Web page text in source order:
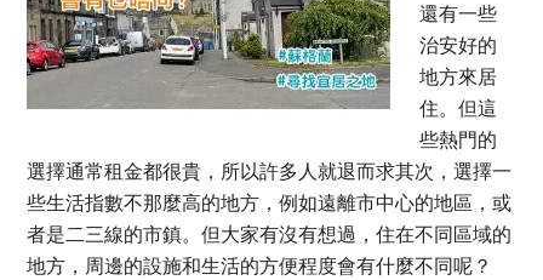
還有一些
治安好的
地方來居
住。但這
些熱門的
選擇通常租金都很貴，所以許多人就退而求其次，選擇一
些生活指數不那麼高的地方，例如遠離市中心的地區，或
者是二三線的市鎮。但大家有沒有想過，住在不同區域的
地方，周邊的設施和生活的方便程度會有什麼不同呢？